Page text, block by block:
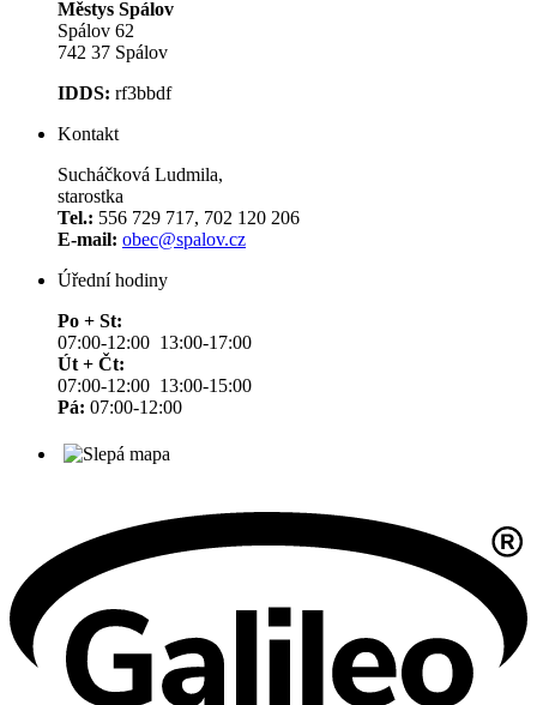
Městys Spálov
Spálov 62
742 37 Spálov
IDDS: rf3bbdf
Kontakt
Sucháčková Ludmila,
starostka
Tel.: 556 729 717, 702 120 206
E-mail: obec@spalov.cz
Úřední hodiny
Po + St:
07:00-12:00 13:00-17:00
Út + Čt:
07:00-12:00 13:00-15:00
Pá: 07:00-12:00